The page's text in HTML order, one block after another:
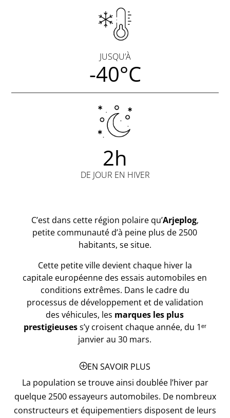
JUSQU’À
-40°C
2h
DE JOUR EN HIVER
C’est dans cette région polaire qu’Arjeplog,
petite communauté d’à peine plus de 2500
habitants, se situe.
Cette petite ville devient chaque hiver la
capitale européenne des essais automobiles en
conditions extrêmes. Dans le cadre du
processus de développement et de validation
des véhicules, les marques les plus
prestigieusess’y croisent chaque année, du 1ᵉʳ
janvier au 30 mars.
EN SAVOIR PLUS
La population se trouve ainsi doublée l’hiver par
quelque 2500 essayeurs automobiles. De nombreux
constructeurs et équipementiers disposent de leurs